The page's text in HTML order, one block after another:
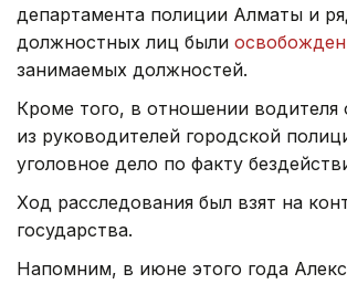
департамента полиции Алматы и
должностных лиц были
занимаемых должностей.
Кроме того, в отношении водителя
из руководителей городской
уголовное дело по факту
Ход расследования был взят на
государства.
Напомним, в июне этого года